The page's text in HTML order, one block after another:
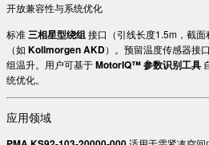
开放兼容性与系统优化
标准 ​​三相星型绕组​ 接口（引线长度1.5m，截
（如 ​ ​Kollmorgen AKD​）。预留温度传感器接
组温升。用户可基于 ​​MotorIQ™ 参数识别工具​
统优化。
应用领域